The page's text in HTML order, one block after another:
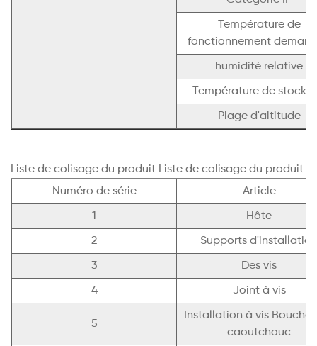
Température de
fonctionnement
humidité relative
Température de
Plage d'altitude
Liste de colisage du produit Liste de colisage du produit
Numéro de série
Article
1 Hôte
2 Supports d'installation
3 Des vis
4 Joint à vis
5
Installation à vis
caoutchouc